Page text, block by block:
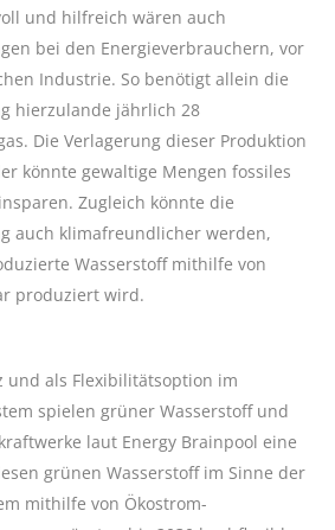
und hilfreich wären auch
bei den Energieverbrauchern, vor
Industrie. So benötigt allein die
hierzulande jährlich 28
Die Verlagerung dieser Produktion
könnte gewaltige Mengen fossiles
Zugleich könnte die
auch klimafreundlicher werden,
Wasserstoff mithilfe von
produziert wird.
und als Flexibilitätsoption im
spielen grüner Wasserstoff und
laut Energy Brainpool eine
grünen Wasserstoff im Sinne der
mithilfe von Ökostrom-